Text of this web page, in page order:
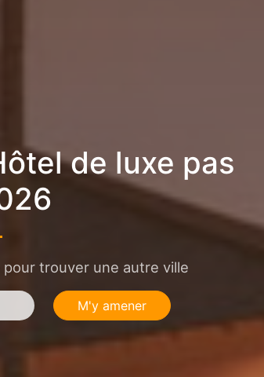
de luxe pas
trouver une autre ville
M'y amener